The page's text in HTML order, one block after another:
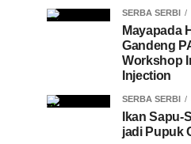
SERBA SERBI
Mayapada
Gandeng
Workshop
Injection
SERBA SERBI
Ikan
jadi Pupuk